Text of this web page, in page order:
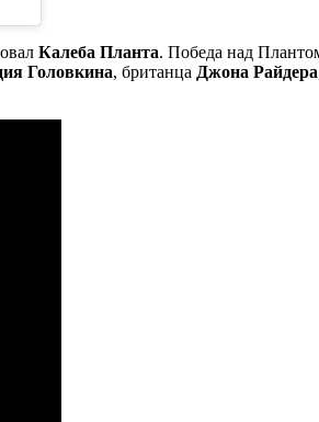
Калеба Планта. Победа над
Головкина, британца Джона Райдера